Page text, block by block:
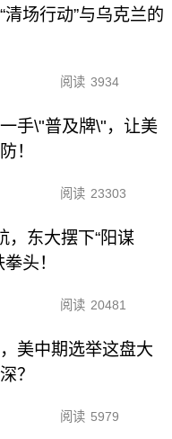
清场行动”与乌克兰的
阅读 3934
手\"普及牌\"，让美
！
阅读 23303
，东大摆下“阳谋
头！
阅读 20481
美中期选举这盘大
？
阅读 5979